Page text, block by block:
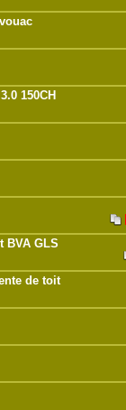
150CH
BVA GLS
de toit